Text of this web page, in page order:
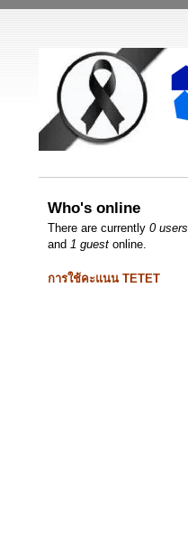
Who's online
There are currently0 users
and 1 guest online.
การใช้คะแนน TETET